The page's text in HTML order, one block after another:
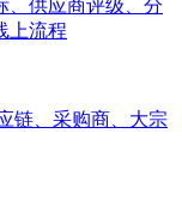
、供应商评级、分
上流程
链、采购商、大宗